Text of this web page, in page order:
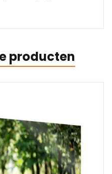
producten